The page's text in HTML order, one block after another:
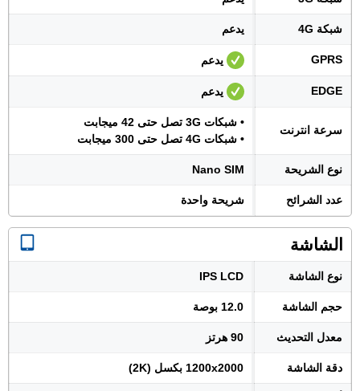
شبكة 4G يدعم
GPRS يدعم
EDGE يدعم
سرعة انترنت
• شبكات 3G تصل حتى 42 ميجابت
• شبكات 4G تصل حتى 300 ميجابت
نوع الشريحة Nano SIM
عدد الشرائح شريحة واحدة
الشاشة
نوع الشاشة IPS LCD
حجم الشاشة 12.0 بوصة
معدل التحديث 90 هرتز
دقة الشاشة 1200x2000 بكسل (2K)